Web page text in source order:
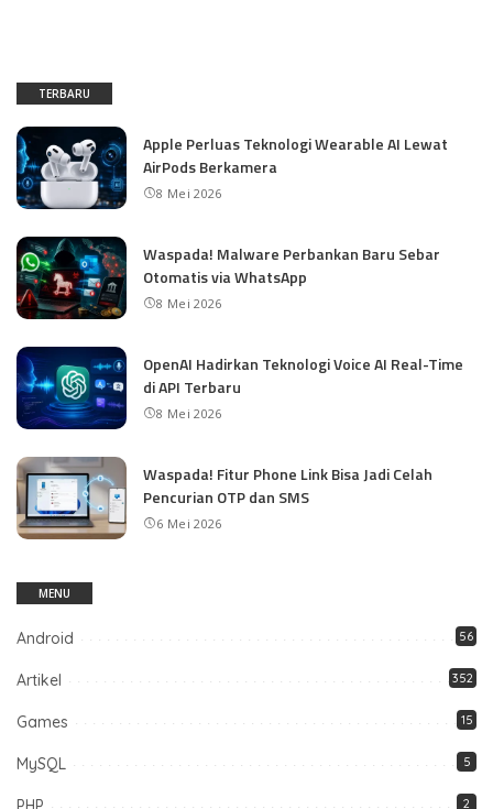
TERBARU
Apple Perluas Teknologi Wearable AI Lewat
AirPods Berkamera
8 Mei 2026
Waspada! Malware Perbankan Baru Sebar
Otomatis via WhatsApp
8 Mei 2026
OpenAI Hadirkan Teknologi Voice AI Real-Time
di API Terbaru
8 Mei 2026
Waspada! Fitur Phone Link Bisa Jadi Celah
Pencurian OTP dan SMS
6 Mei 2026
MENU
Android 56
Artikel 352
Games 15
MySQL 5
2